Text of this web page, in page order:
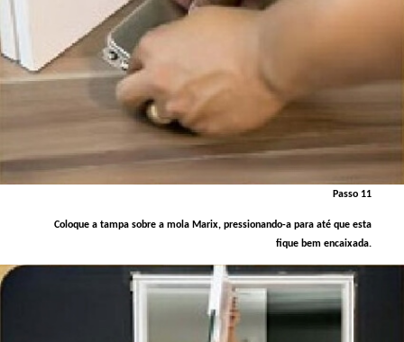
Passo 11
Coloque a tampa sobre a mola Marix, pressionando-a para até que esta
fique bem encaixada.